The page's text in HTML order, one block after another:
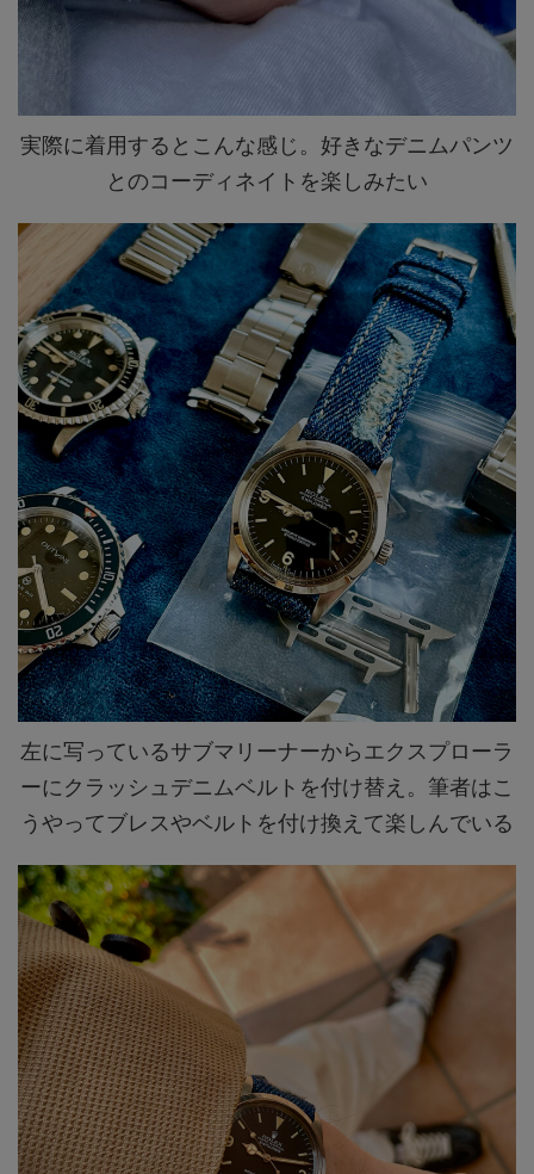
実際に着用するとこんな感じ。好きなデニムパンツ
とのコーディネイトを楽しみたい
左に写っているサブマリーナーからエクスプローラ
ーにクラッシュデニムベルトを付け替え。筆者はこ
うやってブレスやベルトを付け換えて楽しんでいる